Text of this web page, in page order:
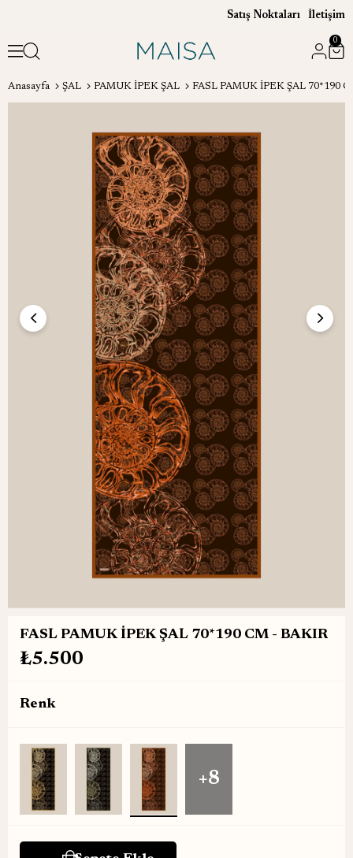
Satış Noktaları İletişim
0
Anasayfa ŞAL PAMUK İPEK ŞAL FASL PAMUK İPEK ŞAL 70*190
FASL PAMUK İPEK ŞAL 70*190 CM - BAKIR
₺5.500
Renk
+8